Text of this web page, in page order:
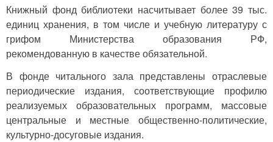
Книжный фонд библиотеки насчитывает более 39 тыс.
единиц хранения, в том числе и учебную литературу с
грифом Министерства образования РФ,
рекомендованную в качестве обязательной.
В фонде читального зала представлены отраслевые
периодические издания, соответствующие профилю
реализуемых образовательных программ, массовые
центральные и местные общественно-политические,
культурно-досуговые издания.